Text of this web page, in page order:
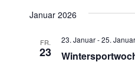
Januar 2026
FR.
23
23. Januar-25. Januar